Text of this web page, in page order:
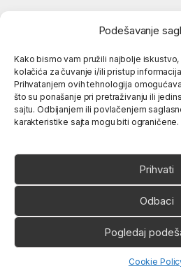
Podešavanje
Kako bismo vam pružili najbolje
kolačića za čuvanje i/ili pristup
Prihvatanjem ovih tehnologija
što su ponašanje pri pretraživanju ili
sajtu. Odbijanjem ili povlačenjem
karakteristike sajta mogu biti ograničene.
Prihvati
Odbaci
Pogledaj
Cookie
Popularne kategorije
O nama
Ukoliko imate neko
slobodno nas
066 80 81